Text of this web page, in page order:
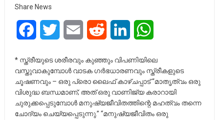
Share News
FacebookTwitter Email Reddit LinkedIn
* സ്ത്രീയുടെ ശരീരവും കുഞ്ഞും വിപണിയിലെ
വസ്തുവാകുമ്പോൾ വാടക ഗർഭധാരണവും സ്ത്രീകളുടെ
ചൂഷണവും – ഒരു പ്രൊ ലൈഫ് കാഴ്ചപ്പാട് “മാതൃത്വം ഒരു
വിശുദ്ധ ബന്ധമാണ്; അത് ഒരു വാണിജ്യ കരാറായി
ചുരുക്കപ്പെടുമ്പോൾ മനുഷ്യജീവിതത്തിന്റെ മഹത്വം തന്നെ
ചോദ്യം ചെയ്യപ്പെടുന്നു.” “മനുഷ്യജീവിതം ഒരു